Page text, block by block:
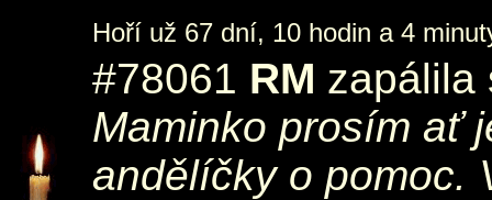
Hoří už 67 dní, 10 hodin a 4
#78061 RM
Maminko prosím ať
andělíčky o pomoc.